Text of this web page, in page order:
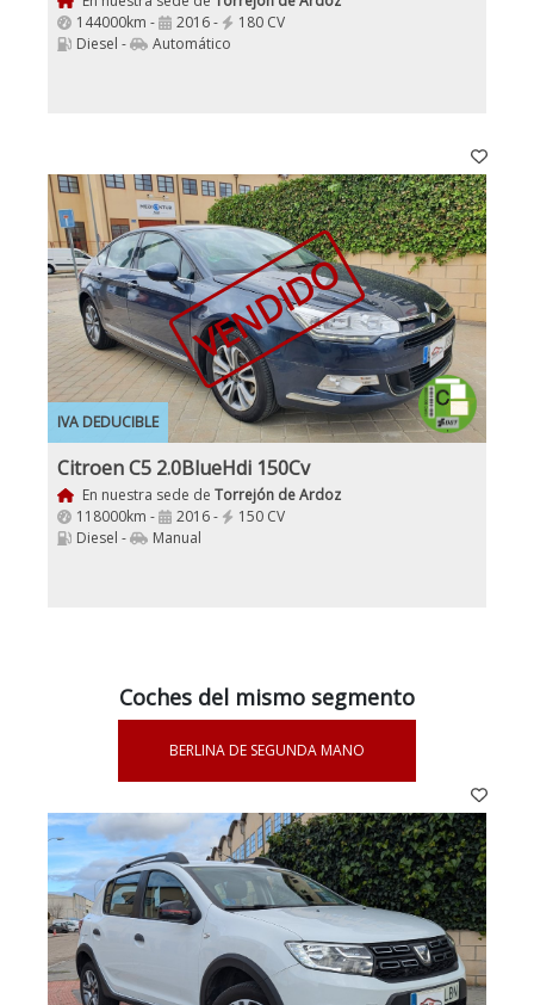
144000km -
2016 -
180 CV
Diesel -
Automático
IVA DEDUCIBLE
VENDIDO
Citroen C5 2.0BlueHdi 150Cv
En nuestra sede de Torrejón de Ardoz
118000km -
2016 -
150 CV
Diesel -
Manual
Coches del mismo segmento
BERLINA DE SEGUNDA MANO